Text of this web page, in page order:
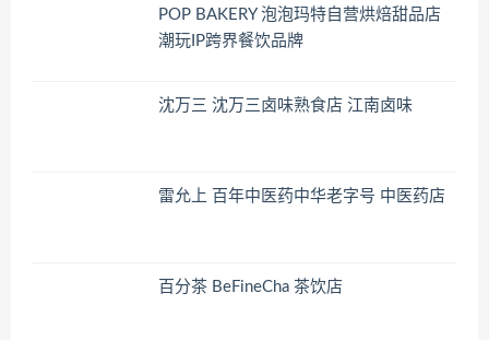
POP BAKERY 泡泡玛特自营烘焙甜品店
潮玩IP跨界餐饮品牌
沈万三 沈万三卤味熟食店 江南卤味
雷允上 百年中医药中华老字号 中医药店
百分茶 BeFineCha 茶饮店